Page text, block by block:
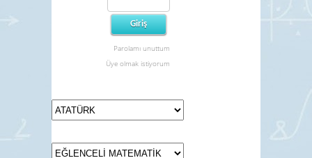
Parolamı unuttum
Üye olmak istiyorum